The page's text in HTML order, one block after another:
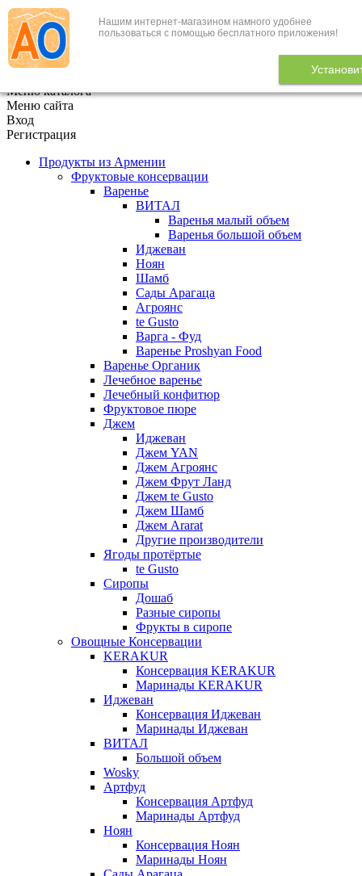
Нашим интернет-магазином намного удобнее
пользоваться с помощью бесплатного приложения!
+7 (495) 646-888-1
В корзине 0
Меню каталога
Меню сайта
Вход
Регистрация
Продукты из Армении
Фруктовые консервации
Варенье
ВИТАЛ
Варенья малый объем
Варенья большой объем
Иджеван
Ноян
Шамб
Сады Арагаца
Агроянс
te Gusto
Варга - Фуд
Варенье Proshyan Food
Варенье Органик
Лечебное варенье
Лечебный конфитюр
Фруктовое пюре
Джем
Иджеван
Джем YAN
Джем Агроянс
Джем Фрут Ланд
Джем te Gusto
Джем Шамб
Джем Ararat
Другие производители
Ягоды протёртые
te Gusto
Сиропы
Дошаб
Разные сиропы
Фрукты в сиропе
Овощные Консервации
KERAKUR
Консервация KERAKUR
Маринады KERAKUR
Иджеван
Консервация Иджеван
Маринады Иджеван
ВИТАЛ
Большой объем
Wosky
Артфуд
Консервация Артфуд
Маринады Артфуд
Ноян
Консервация Ноян
Маринады Ноян